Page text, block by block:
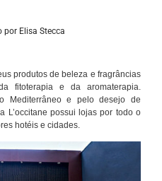
por Elisa Stecca
produtos de beleza e fragrâncias
fitoterapia e da aromaterapia.
Mediterrâneo e pelo desejo de
L’occitane possui lojas por todo o
hotéis e cidades.